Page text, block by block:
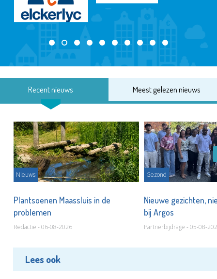
Recent nieuws Meest gelezen nieuws
Nieuws
Plantsoenen Maassluis in de
problemen
Redactie - 06-08-2026
Gezond
Nieuwe gezichten,
bij Argos
Partnerbijdrage - 05-08-
Lees ook